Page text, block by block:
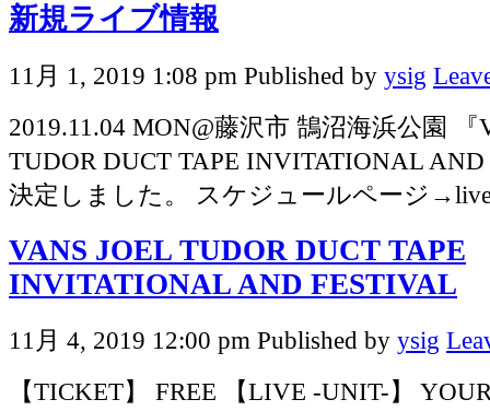
新規ライブ情報
11月 1, 2019 1:08 pm Published by ysig
2019.11.04 MON@藤沢市 鵠沼海浜公園 『
TUDOR DUCT TAPE INVITATIONAL
決定しました。 スケジュールページ
VANS JOEL TUDOR DUCT TAPE
INVITATIONAL AND FESTIVAL
11月 4, 2019 12:00 pm Published by ysig
【TICKET】 FREE 【LIVE -UNIT-】